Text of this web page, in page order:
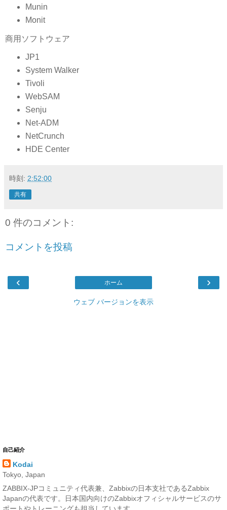
Munin
Monit
商用ソフトウェア
JP1
System Walker
Tivoli
WebSAM
Senju
Net-ADM
NetCrunch
HDE Center
時刻: 2:52:00
共有
0 件のコメント:
コメントを投稿
‹ ›
ホーム
ウェブ バージョンを表示
自己紹介
Kodai
Tokyo, Japan
ZABBIX-JPコミュニティ代表兼、Zabbixの日本支社であるZabbix
Japanの代表です。日本国内向けのZabbixオフィシャルサービスのサ